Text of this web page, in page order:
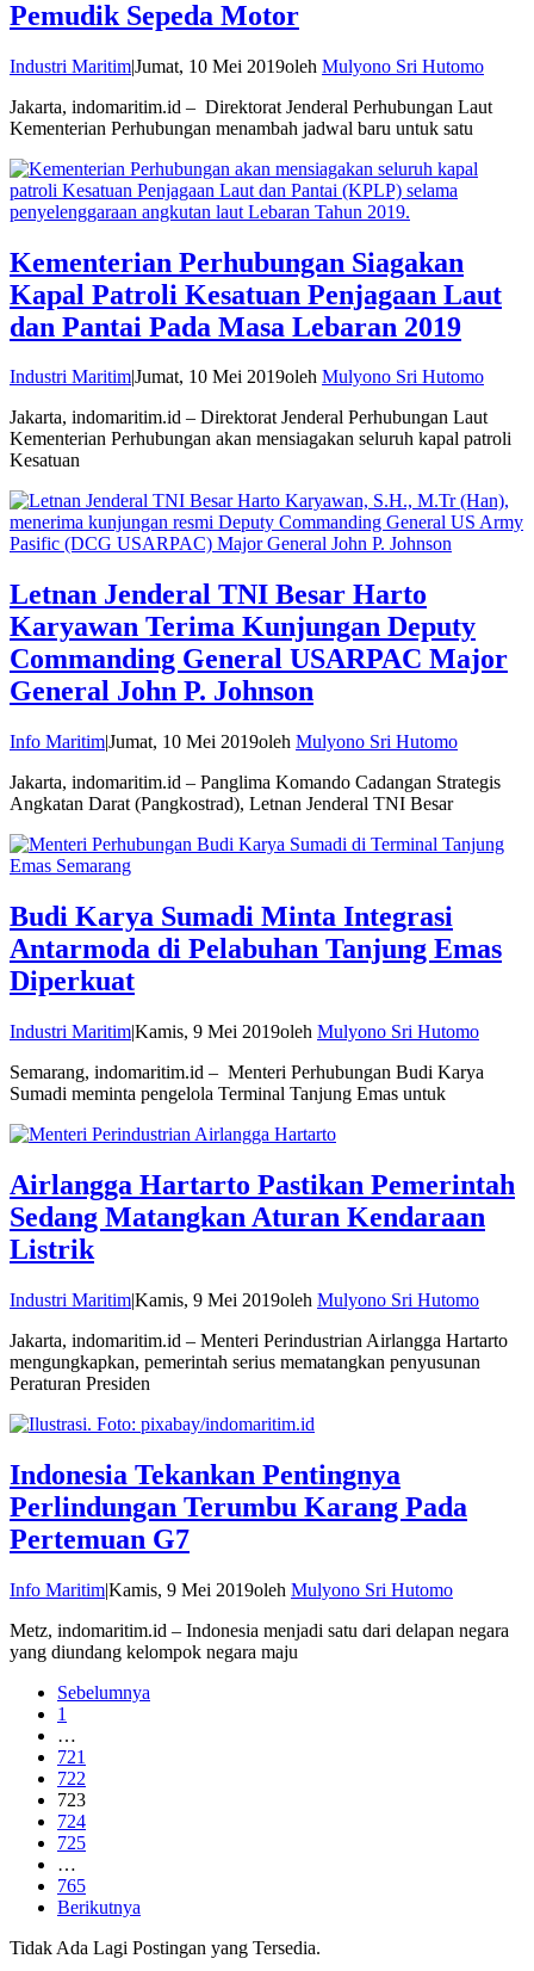
Pemudik Sepeda Motor
Industri Maritim|Jumat, 10 Mei 2019oleh Mulyono Sri Hutomo
Jakarta, indomaritim.id – Direktorat Jenderal Perhubungan Laut
Kementerian Perhubungan menambah jadwal baru untuk satu
Kementerian Perhubungan Siagakan
Kapal Patroli Kesatuan Penjagaan Laut
dan Pantai Pada Masa Lebaran 2019
Industri MaritimJumat, 10 Mei 2019oleh Mulyono Sri Hutomo
Jakarta, indomaritim.id – Direktorat Jenderal Perhubungan Laut
Kementerian Perhubungan akan mensiagakan seluruh kapal patroli
Kesatuan
Letnan Jenderal TNI Besar Harto
Karyawan Terima Kunjungan Deputy
Commanding General USARPAC Major
General John P. Johnson
Info Maritim|Jumat, 10 Mei 2019oleh Mulyono Sri Hutomo
Jakarta, indomaritim.id – Panglima Komando Cadangan Strategis
Angkatan Darat (Pangkostrad), Letnan Jenderal TNI Besar
Budi Karya Sumadi Minta Integrasi
Antarmoda di Pelabuhan Tanjung Emas
Diperkuat
Industri Maritim|Kamis, 9 Mei 2019oleh Mulyono Sri Hutomo
Semarang, indomaritim.id – Menteri Perhubungan Budi Karya
Sumadi meminta pengelola Terminal Tanjung Emas untuk
Airlangga Hartarto Pastikan Pemerintah
Sedang Matangkan Aturan Kendaraan
Listrik
Industri Maritim|Kamis, 9 Mei 2019oleh Mulyono Sri Hutomo
Jakarta, indomaritim.id – Menteri Perindustrian Airlangga Hartarto
mengungkapkan, pemerintah serius mematangkan penyusunan
Peraturan Presiden
Indonesia Tekankan Pentingnya
Perlindungan Terumbu Karang Pada
Pertemuan G7
Info Maritim|Kamis, 9 Mei 2019oleh Mulyono Sri Hutomo
Metz, indomaritim.id – Indonesia menjadi satu dari delapan negara
yang diundang kelompok negara maju
Sebelumnya
1
…
721
722
723
724
725
…
765
Berikutnya
Tidak Ada Lagi Postingan yang Tersedia.